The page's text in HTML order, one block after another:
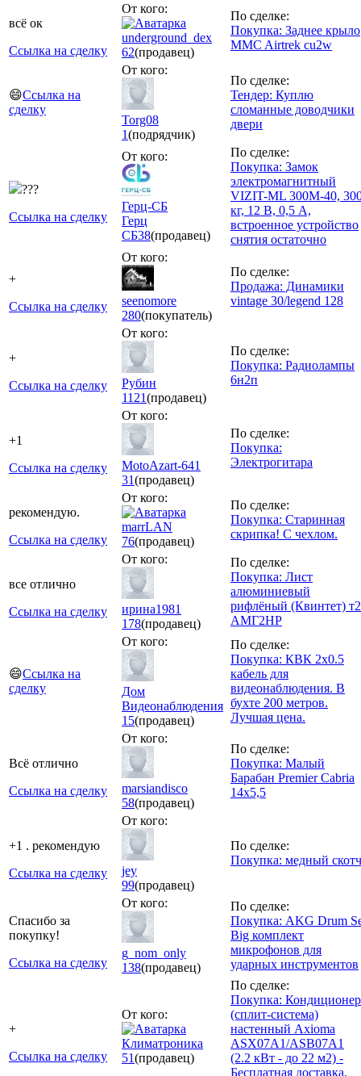
всё ок
Ссылка на сделку
От кого:
underground_dex
62(продавец)
По сделке:
Покупка: Заднее крыло
MMC Airtrek cu2w
😄Ссылка на
сделку
От кого:
Torg08
1(подрядчик)
По сделке:
Тендер: Куплю
сломанные доводчики
двери
???
Ссылка на сделку
От кого:
Герц-СБ
Герц
СБ38(продавец)
По сделке:
Покупка: Замок
электромагнитный
VIZIT-ML 300M-40,
кг, 12 В, 0,5 А,
встроенное устройство
снятия остаточно
+
Ссылка на сделку
От кого:
seenomore
280(покупатель)
По сделке:
Продажа: Динамики
vintage 30/legend 128
+
Ссылка на сделку
От кого:
Рубин
1121(продавец)
По сделке:
Покупка: Радиолампы
6н2п
+1
Ссылка на сделку
От кого:
MotoAzart-641
31(продавец)
По сделке:
Покупка:
Электрогитара
рекомендую.
Ссылка на сделку
От кого:
marrLAN
76(продавец)
По сделке:
Покупка: Старинная
скрипка! С чехлом.
все отлично
Ссылка на сделку
От кого:
ирина1981
178(продавец)
По сделке:
Покупка: Лист
алюминиевый
рифлёный (Квинтет) т2
АМГ2НР
😄Ссылка на
сделку
От кого:
Дом
Видеонаблюдения
15(продавец)
По сделке:
Покупка: КВК 2х0.5
кабель для
видеонаблюдения. В
бухте 200 метров.
Лучшая цена.
Всё отлично
Ссылка на сделку
От кого:
marsiandisco
58(продавец)
По сделке:
Покупка: Малый
Барабан Premier Cabria
14x5,5
+1 . рекомендую
Ссылка на сделку
От кого:
jey
99(продавец)
По сделке:
Покупка: медный скотч
Спасибо за
покупку!
Ссылка на сделку
От кого:
g_nom_only
138(продавец)
По сделке:
Покупка: AKG Drum
Big комплект
микрофонов для
ударных инструментов
+
Ссылка на сделку
От кого:
Климатроника
51(продавец)
По сделке:
Покупка: Кондиционер
(сплит-система)
настенный Axioma
ASX07A1/ASB07A1
(2.2 кВт - до 22 м2) -
Бесплатная доставка,